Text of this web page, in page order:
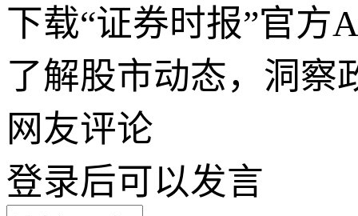
下载“证券时报”官方
了解股市动态，洞察
网友评论
登录后可以发言